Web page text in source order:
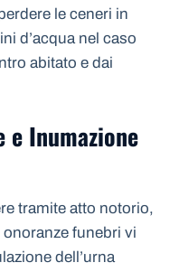
le ceneri in
d’acqua nel caso
abitato e dai
e Inumazione
tramite atto notorio,
funebri vi
dell’urna